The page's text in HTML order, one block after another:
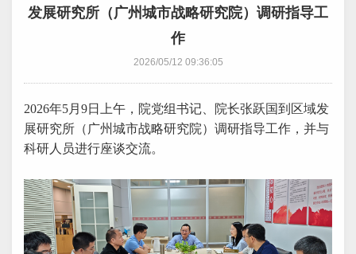
发展研究所（广州城市战略研究院）调研指导工
作
2026/05/12 09:36:05
2026年5月9日上午，院党组书记、院长张跃国到区域发
展研究所（广州城市战略研究院）调研指导工作，并与
科研人员进行座谈交流。